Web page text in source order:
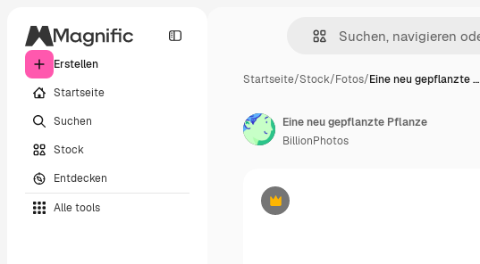
Erstellen
Startseite
Suchen
Stock
Entdecken
Alle tools
Startseite/Stock/Fotos/Eine neu gepflanzte …
Premium
Eine neu gepflanzte Pflanze
BillionPhotos